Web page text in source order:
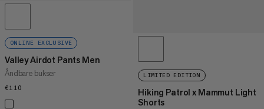
ONLINE EXCLUSIVE
Valley Airdot Pants Men
Åndbare bukser
€110
LIMITED EDITION
Hiking Patrol x Mammut Light
Shorts